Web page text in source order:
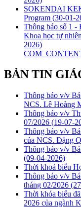
SOKENDAI
Program (30-01-
Thông báo số 1 -
Khoa học tự
2026)
BẢN TIN
Thông báo v/v
NCS. Lê Hoàng
Thông báo v/v
07/2026 (19-07-
Thông báo v/v
của NCS. Đặng
Thông báo v/v
(09-04-2026)
Thời khoá biểu
Thông báo v/v
tháng 02/2026
Thời khóa biểu
2026 của ngành